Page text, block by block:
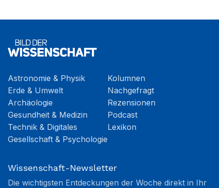
Astronomie & Physik
Erde & Umwelt
Archäologie
Gesundheit & Medizin
Technik & Digitales
Gesellschaft & Psychologie
Kolumnen
Nachgefragt
Rezensionen
Podcast
Lexikon
Wissenschaft-Newsletter
Die wichtigsten Entdeckungen der Woche direkt in Ihr